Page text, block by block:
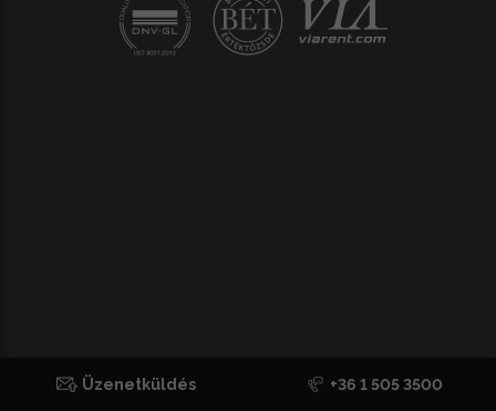
Üzenetküldés +36 1 505 3500